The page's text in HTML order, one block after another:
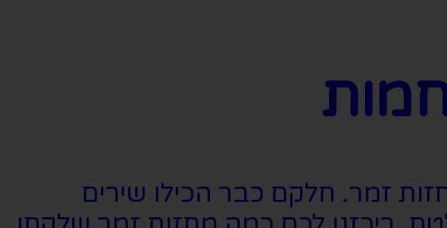
זמר. חלקם כבר הכילו שירים